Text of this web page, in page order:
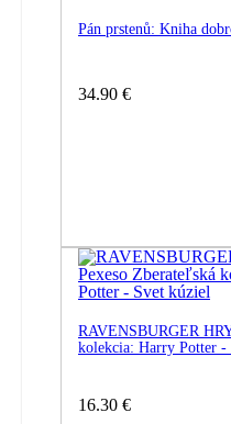
Pán prstenů: Kniha
34.90 €
RAVENSBURGER
kolekcia: Harry Potter -
16.30 €